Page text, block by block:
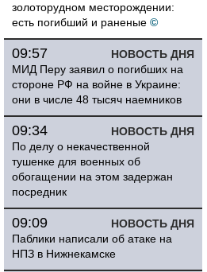
золоторудном месторождении:
есть погибший и раненые ©
НОВОСТЬ ДНЯ
09:57
МИД Перу заявил о погибших на
стороне РФ на войне в Украине:
они в числе 48 тысяч наемников
НОВОСТЬ ДНЯ
09:34
По делу о некачественной
тушенке для военных об
обогащении на этом задержан
посредник
НОВОСТЬ ДНЯ
09:09
Паблики написали об атаке на
НПЗ в Нижнекамске